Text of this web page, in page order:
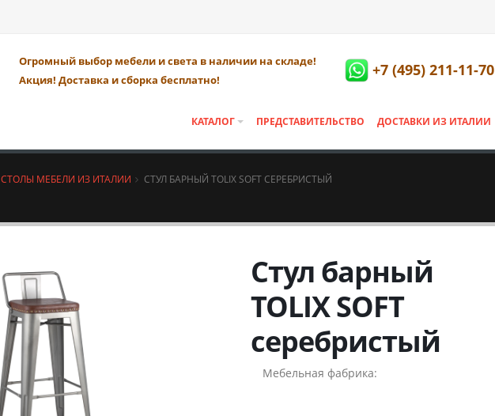
Огромный выбор мебели и света в наличии на складе!
Акция! Доставка и сборка бесплатно!
+7 (495) 211-11-70
КАТАЛОГ ПРЕДСТАВИТЕЛЬСТВО ДОСТАВКИ ИЗ ИТАЛИИ
СТОЛЫ МЕБЕЛИ ИЗ ИТАЛИИ СТУЛ БАРНЫЙ TOLIX SOFT СЕРЕБРИСТЫЙ
Стул барный
TOLIX SOFT
серебристый
Мебельная фабрика: